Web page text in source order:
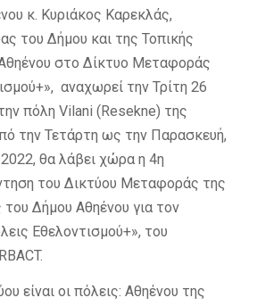
κ. Κυριάκος Καρεκλάς,
του Δήμου και της Τοπικής
στο Δίκτυο Μεταφοράς
αναχωρεί την Τρίτη 26
πόλη Vilani (Resekne) της
την Τετάρτη ως την Παρασκευή,
θα λάβει χώρα η 4η
του Δικτύου Μεταφοράς της
Δήμου Αθηένου για τον
Εθελοντισμού+», του
είναι οι πόλεις: Αθηένου της